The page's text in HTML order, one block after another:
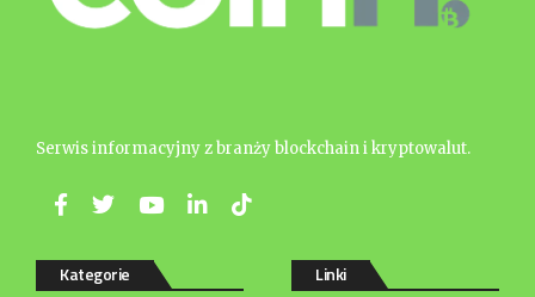
Serwis informacyjny z branży blockchain i kryptowalut.
Kategorie Linki